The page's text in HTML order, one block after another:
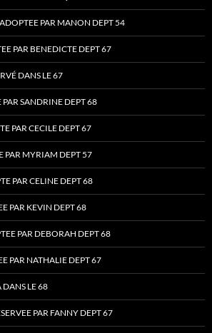
PAR MANON DEPT 54
PAR BENEDICTE DEPT 67
DANS LE 67
PAR SANDRINE DEPT 68
PAR CECILE DEPT 67
PAR MYRIAM DEPT 57
PAR CELINE DEPT 68
PAR KEVIN DEPT 68
PAR DEBORAH DEPT 68
PAR NATHALIE DEPT 67
DANS LE 68
PAR FANNY DEPT 67